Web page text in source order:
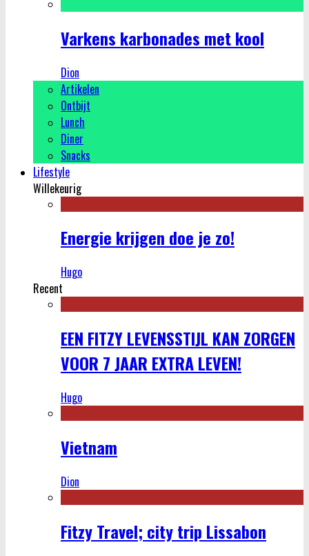
Varkens karbonades met kool
Dion
Artikelen
Ontbijt
Lunch
Diner
Snacks
Lifestyle
Willekeurig
Energie krijgen doe je zo!
Hugo
Recent
EEN FITZY LEVENSSTIJL KAN ZORGEN
VOOR 7 JAAR EXTRA LEVEN!
Hugo
Vietnam
Dion
Fitzy Travel; city trip Lissabon